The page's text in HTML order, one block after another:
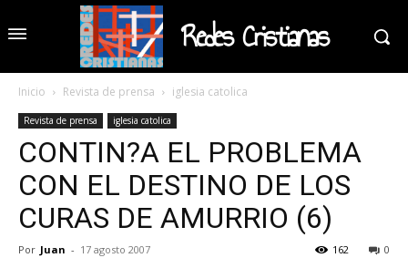
Redes Cristianas
Inicio Revista de prensa iglesia catolica
Revista de prensa iglesia catolica
CONTIN?A EL PROBLEMA
CON EL DESTINO DE LOS
CURAS DE AMURRIO (6)
Por Juan - 17 agosto 2007 0
162